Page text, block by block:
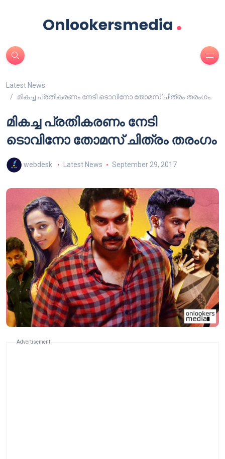
Onlookersmedia .
Latest News
മികച്ച പ്രതികരണം നേടി ടൊവിനോ തോമസ് ചിത്രം തരംഗം
മികച്ച പ്രതികരണം നേടി
ടൊവിനോ തോമസ് ചിത്രം തരംഗം
webdesk Latest News September 29, 2017
Advertisement